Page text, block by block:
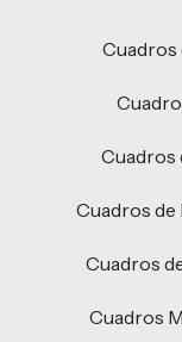
Cuadros
Cuadros
Cuadros
Cuadros
Cuadros